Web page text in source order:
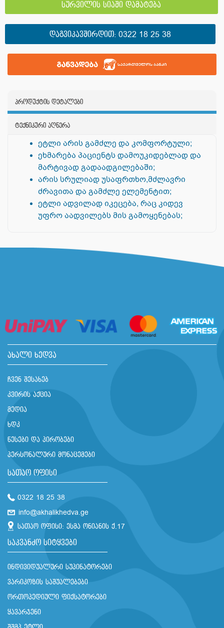
სურვილის სიაში დამატება
ᲓᲐᲒᲕᲘᲙᲐᲕᲨᲘᲠᲓᲘᲗ:0322 18 25 38
პროდუქტის დეტალები
ტექნიკური აღწერა
ეტლი არის გამძლე და კომფორტული;
ეხმარება პაციენტს დამოუკიდებლად და
მარტივად გადაადგილებაში;
არის სრულიად უსაფრთხო,მძლავრი
ძრავითა და გამძლე ელემენტით;
ეტლი ადვილად იკეცება, რაც კიდევ
უფრო აადვილებს მის გამოყენებას;
ახალი ხედვა
ჩვენ შესახებ
კვირის აქცია
მედია
ხდკ
წესები და პირობები
პერსონალური მონაცემები
სათაო ოფისი
0322 18 25 38
info@akhalikhedva.ge
სათაო ოფისი: ესმა ონიანის ქ.17
საკვანძო სიტყვები
ინდივიდუალური სუპინატორები
ვარიკოზის საშუალებები
ორთოპედიული ფიქსატორები
ყავარჯენი